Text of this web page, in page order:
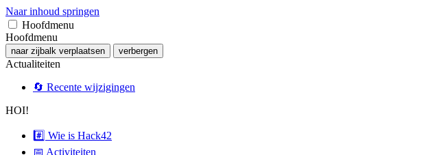
Naar inhoud springen
Hoofdmenu
Hoofdmenu
naar zijbalk verplaatsen verbergen
Actualiteiten
🔄 Recente wijzigingen
HOI!
#️⃣ Wie is Hack42
📅 Activiteiten